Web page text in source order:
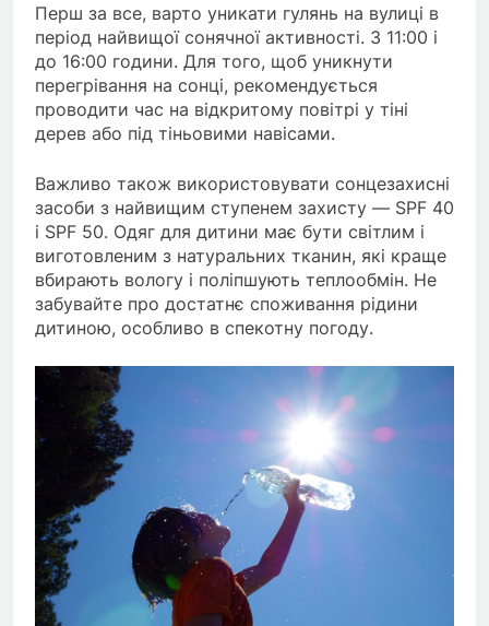
Перш за все, варто уникати гулянь на вулиці в
період найвищої сонячної активності. З 11:00 і
до 16:00 години. Для того, щоб уникнути
перегрівання на сонці, рекомендується
проводити час на відкритому повітрі у тіні
дерев або під тіньовими навісами.
Важливо також використовувати сонцезахисні
засоби з найвищим ступенем захисту — SPF 40
і SPF 50. Одяг для дитини має бути світлим і
виготовленим з натуральних тканин, які краще
вбирають вологу і поліпшують теплообмін. Не
забувайте про достатнє споживання рідини
дитиною, особливо в спекотну погоду.